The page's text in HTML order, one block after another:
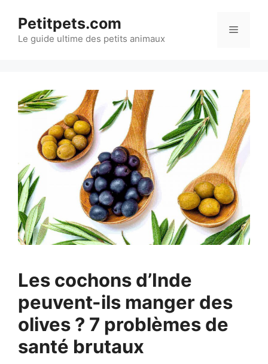
contenu
Petitpets.com
Le guide ultime des petits animaux
Menu
Les cochons d’Inde
peuvent-ils manger des
olives ? 7 problèmes de
santé brutaux